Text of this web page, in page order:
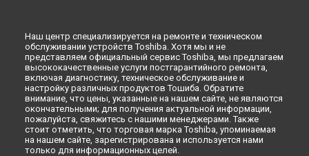
Наш центр специализируется на ремонте и техническом
обслуживании устройств Toshiba. Хотя мы и не
представляем официальный сервис Toshiba, мы предлагаем
высококачественные услуги постгарантийного ремонта,
включая диагностику, техническое обслуживание и
настройку различных продуктов Тошиба. Обратите
внимание, что цены, указанные на нашем сайте, не являются
окончательными; для получения актуальной информации,
пожалуйста, свяжитесь с нашими менеджерами. Также
стоит отметить, что торговая марка Toshiba, упоминаемая
на нашем сайте, зарегистрирована и используется нами
только для информационных целей.